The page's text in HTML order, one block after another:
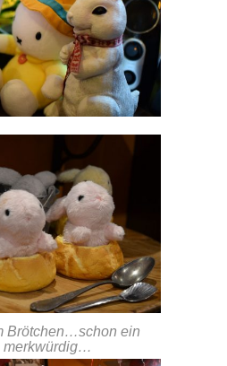
Brötchen…schon ein
merkwürdig…